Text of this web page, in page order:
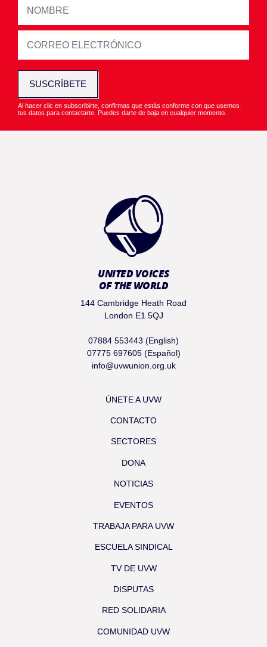
SUSCRÍBETE
Al hacer clic en subscribirte, confirmas que estás conforme con que usemos
tus datos para contactarte. Puedes darte de baja en cualquier momento.
UNITED VOICES
OF THE WORLD
144 Cambridge Heath Road
London E1 5QJ
07884 553443 (English)
07775 697605 (Español)
info@uvwunion.org.uk
ÚNETE A UVW
CONTACTO
SECTORES
DONA
NOTICIAS
EVENTOS
TRABAJA PARA UVW
ESCUELA SINDICAL
TV DE UVW
DISPUTAS
RED SOLIDARIA
COMUNIDAD UVW